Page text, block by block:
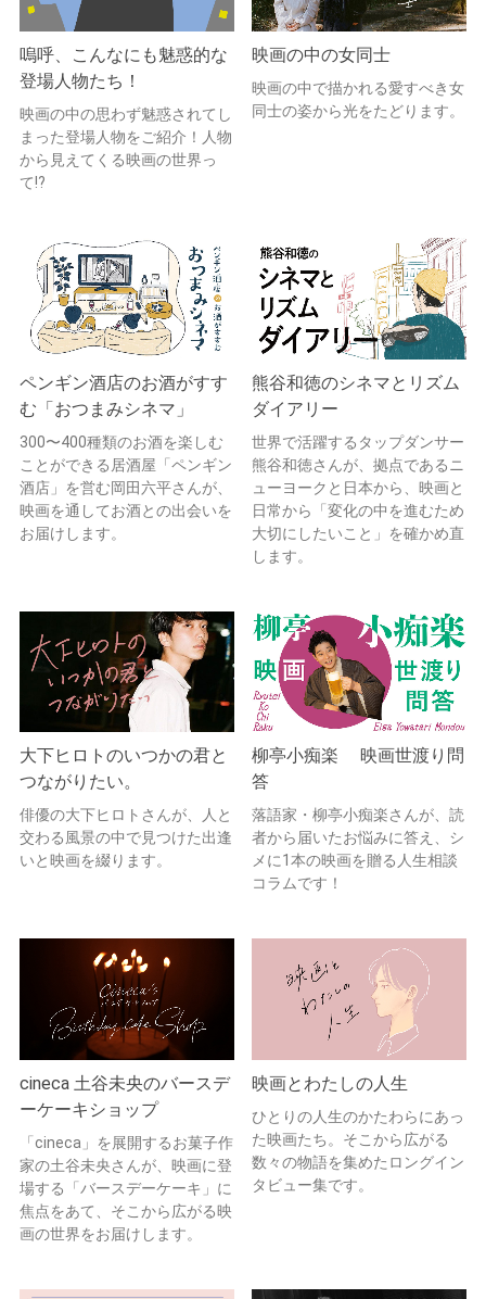
嗚呼、こんなにも魅惑的な
登場人物たち！
映画の中の思わず魅惑されてし
まった登場人物をご紹介！人物
から見えてくる映画の世界っ
て!?
映画の中の女同士
映画の中で描かれる愛すべき女
同士の姿から光をたどります。
ペンギン酒店のお酒がすす
む「おつまみシネマ」
300〜400種類のお酒を楽しむ
ことができる居酒屋「ペンギン
酒店」を営む岡田六平さんが、
映画を通してお酒との出会いを
お届けします。
熊谷和徳のシネマとリズム
ダイアリー
世界で活躍するタップダンサー
熊谷和徳さんが、拠点であるニ
ューヨークと日本から、映画と
日常から「変化の中を進むため
大切にしたいこと」を確かめ直
します。
大下ヒロトのいつかの君と
つながりたい。
俳優の大下ヒロトさんが、人と
交わる風景の中で見つけた出逢
いと映画を綴ります。
柳亭小痴楽 映画世渡り問
答
落語家・柳亭小痴楽さんが、読
者から届いたお悩みに答え、シ
メに1本の映画を贈る人生相談
コラムです！
cineca 土谷未央のバースデ
ーケーキショップ
「cineca」を展開するお菓子作
家の土谷未央さんが、映画に登
場する「バースデーケーキ」に
焦点をあて、そこから広がる映
画の世界をお届けします。
映画とわたしの人生
ひとりの人生のかたわらにあっ
た映画たち。そこから広がる
数々の物語を集めたロングイン
タビュー集です。